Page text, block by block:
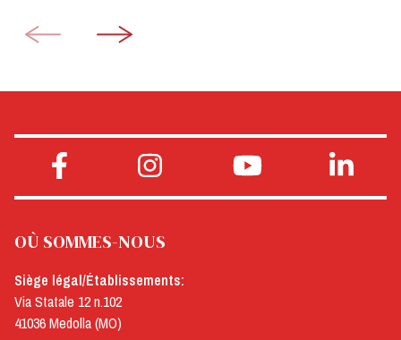
OÙ SOMMES-NOUS
Siège légal/Établissements:
Via Statale 12 n.102
41036 Medolla (MO)